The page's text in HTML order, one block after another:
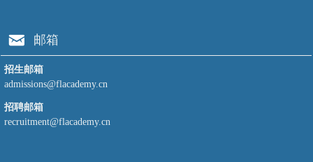
邮箱
낂
招生邮箱
admissions@flacademy.cn
招聘邮箱
recruitment@flacademy.cn